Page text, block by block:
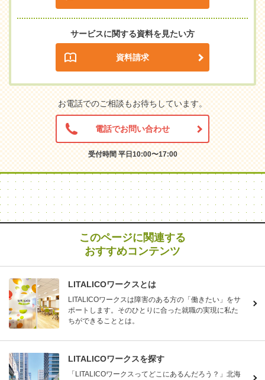
サービスに関する資料を見たい方
資料請求
お電話でのご相談もお待ちしています。
電話でお問い合わせ
受付時間 平日10:00〜17:00
このページに関連する
おすすめコンテンツ
LITALICOワークスとは
LITALICOワークスは障害のある方の「働きたい」をサ
ポートします。そのひとりに合った就職の実現に私た
ちができることとは。
LITALICOワークスを探す
「LITALICOワークスってどこにあるんだろう？」北海